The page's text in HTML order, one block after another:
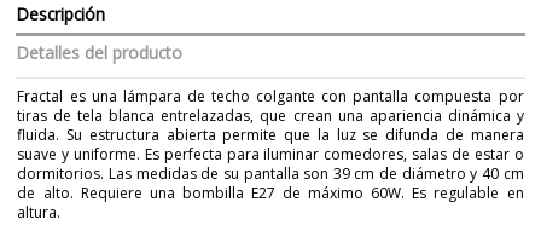
Descripción
Detalles del producto
Fractal es una lámpara de techo colgante con pantalla compuesta por
tiras de tela blanca entrelazadas, que crean una apariencia dinámica y
fluida. Su estructura abierta permite que la luz se difunda de manera
suave y uniforme. Es perfecta para iluminar comedores, salas de estar o
dormitorios. Las medidas de su pantalla son 39 cm de diámetro y 40 cm
de alto. Requiere una bombilla E27 de máximo 60W. Es regulable en
altura.